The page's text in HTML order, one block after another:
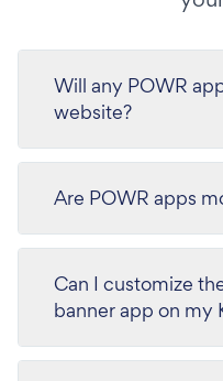
Will any POWR
website?
Are POWR apps
Can I customize
banner app on my